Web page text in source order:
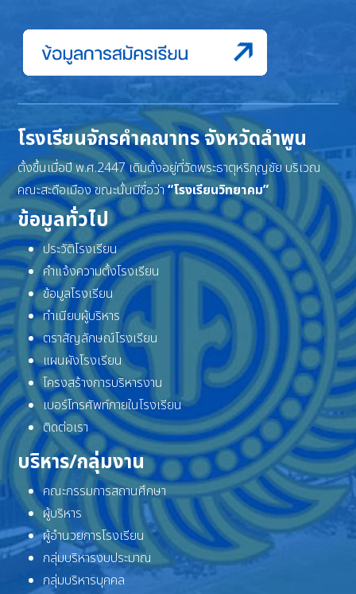
โรงเรียนจักรคำคณาทร จังหวัดลำพูน
ตั้งขึ้นเมื่อปี พ.ศ.2447 เดิมตั้งอยู่ที่วัดพระธาตุหริภุญชัย บริเวณ
คณะสะดือเมือง ขณะนั้นมีชื่อว่า“โรงเรียนวิทยาคม”
ข้อมูลทั่วไป
ประวัติโรงเรียน
คำแจ้งความตั้งโรงเรียน
ข้อมูลโรงเรียน
ทำเนียบผู้บริหาร
ตราสัญลักษณ์โรงเรียน
แผนผังโรงเรียน
โครงสร้างการบริหารงาน
เบอร์โทรศัพท์ภายในโรงเรียน
ติดต่อเรา
บริหาร/กลุ่มงาน
คณะกรรมการสถานศึกษา
ผู้บริหาร
ผู้อำนวยการโรงเรียน
กลุ่มบริหารงบประมาณ
กลุ่มบริหารบุคคล